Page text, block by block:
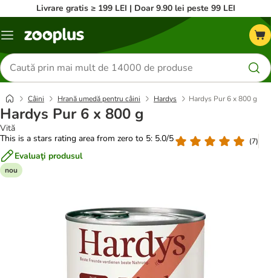
Livrare gratis ≥ 199 LEI | Doar 9.90 lei peste 99 LEI
Categorii
Căutare
produse
Câini Hrană umedă pentru câini Hardys Hardys Pur 6 x 800 g
Hardys Pur 6 x 800 g
Vită
This is a stars rating area from zero to 5: 5.0/5
(7)
Evaluaţi produsul
nou